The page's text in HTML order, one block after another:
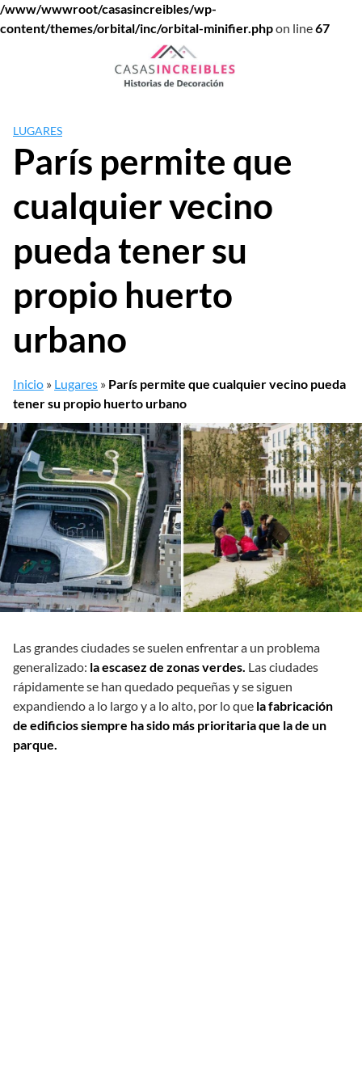
/www/wwwroot/casasincreibles/wp-
content/themes/orbital/inc/orbital-minifier.phpon line67
LUGARES
París permite que
cualquier vecino
pueda tener su
propio huerto
urbano
Inicio » Lugares » París permite que cualquier vecino pueda
tener su propio huerto urbano
Las grandes ciudades se suelen enfrentar a un problema
generalizado: la escasez de zonas verdes. Las ciudades
rápidamente se han quedado pequeñas y se siguen
expandiendo a lo largo y a lo alto, por lo que la fabricación
de edificios siempre ha sido más prioritaria que la de un
parque.